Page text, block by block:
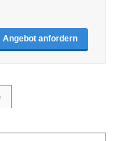
Angebot anfordern